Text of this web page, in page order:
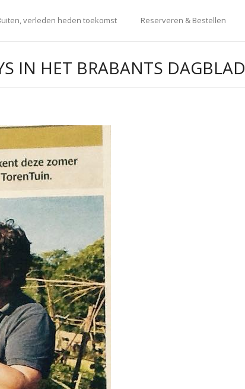
verleden heden toekomst Reserveren & Bestellen
IN HET BRABANTS DAGBLAD